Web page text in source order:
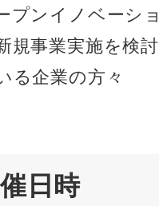
プンイノベーショ
規事業実施を検討
る企業の方々
日時